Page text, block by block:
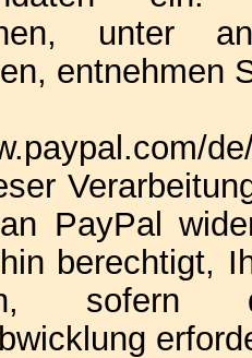
unter
entnehmen
PayPal
berechtigt,
sofern